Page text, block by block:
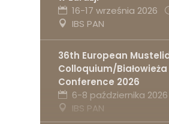
16-17 września 2026
IBS PAN
36th European
Colloquium/
Conference 2026
6-8 października 2026
IBS PAN